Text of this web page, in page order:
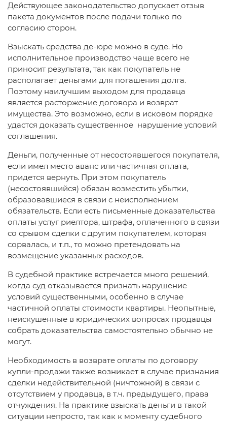
Действующее законодательство допускает отзыв
пакета документов после подачи только по
согласию сторон.
Взыскать средства де-юре можно в суде. Но
исполнительное производство чаще всего не
приносит результата, так как покупатель не
располагает деньгами для погашения долга.
Поэтому наилучшим выходом для продавца
является расторжение договора и возврат
имущества. Это возможно, если в исковом порядке
удастся доказать существенное нарушение условий
соглашения.
Деньги, полученные от несостоявшегося покупателя,
если имел место аванс или частичная оплата,
придется вернуть. При этом покупатель
(несостоявшийся) обязан возместить убытки,
образовавшиеся в связи с неисполнением
обязательств. Если есть письменные доказательства
оплаты услуг риелтора, штрафа, оплаченного в связи
со срывом сделки с другим покупателем, которая
сорвалась, и т.п., то можно претендовать на
возмещение указанных расходов.
В судебной практике встречается много решений,
когда суд отказывается признать нарушение
условий существенными, особенно в случае
частичной оплаты стоимости квартиры. Неопытные,
неискушенные в юридических вопросах продавцы
собрать доказательства самостоятельно обычно не
могут.
Необходимость в возврате оплаты по договору
купли-продажи также возникает в случае признания
сделки недействительной (ничтожной) в связи с
отсутствием у продавца, в т.ч. предыдущего, права
отчуждения. На практике взыскать деньги в такой
ситуации непросто, так как к моменту судебного